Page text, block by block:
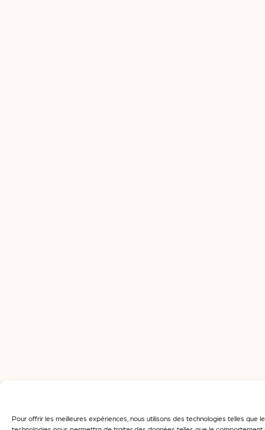
Pour offrir les meilleures expériences, nous utilisons des technologies telles